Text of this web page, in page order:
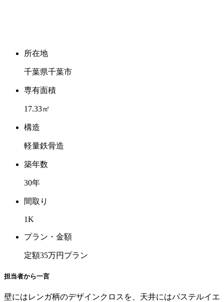
所在地
千葉県千葉市
専有面積
17.33㎡
構造
軽量鉄骨造
築年数
30年
間取り
1K
プラン・金額
定額35万円プラン
担当者から一言
壁にはレンガ柄のデザインクロスを、天井にはパステルイエ